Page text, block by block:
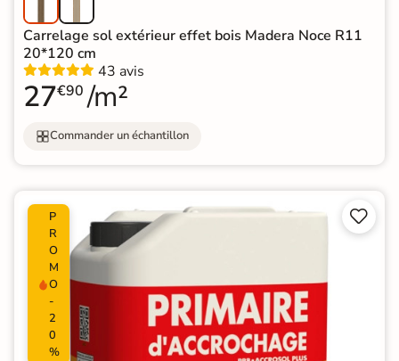
Carrelage sol extérieur effet bois Madera Noce R11
20*120 cm
43 avis
27€90 /m²
Commander un échantillon
P
R
O
M
O
-
2
0
%

